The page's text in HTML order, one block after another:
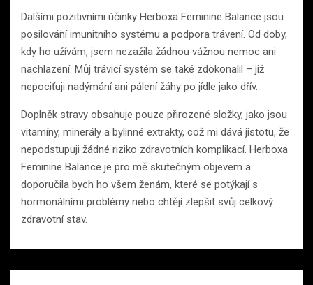
Dalšími pozitivními účinky Herboxa Feminine Balance jsou
posilování imunitního systému a podpora trávení. Od doby,
kdy ho užívám, jsem nezažila žádnou vážnou nemoc ani
nachlazení. Můj trávicí systém se také zdokonalil – již
nepociťuji nadýmání ani pálení žáhy po jídle jako dřív.
Doplněk stravy obsahuje pouze přirozené složky, jako jsou
vitamíny, minerály a bylinné extrakty, což mi dává jistotu, že
nepodstupuji žádné riziko zdravotních komplikací. Herboxa
Feminine Balance je pro mě skutečným objevem a
doporučila bych ho všem ženám, které se potýkají s
hormonálními problémy nebo chtějí zlepšit svůj celkový
zdravotní stav.